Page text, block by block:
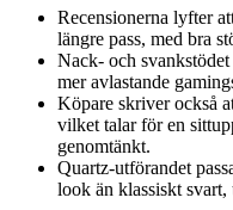
Recensionerna lyfter
längre pass, med bra
Nack- och
mer avlastande
Köpare skriver också
vilket talar för en
genomtänkt.
Quartz-utförandet
look än klassiskt svart,